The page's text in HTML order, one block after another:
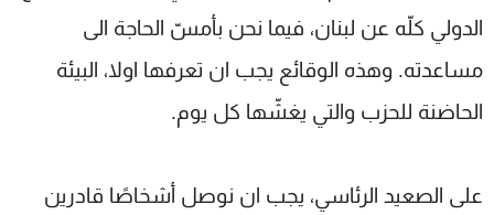
الدولي كلّه عن لبنان، فيما نحن بأمسّ الحاجة الى
مساعدته. وهذه الوقائع يجب ان تعرفها اولا، البيئة
الحاضنة للحزب والتي يغشّها كل يوم.
على الصعيد الرئاسي، يجب ان نوصل أشخاصًا قادرين